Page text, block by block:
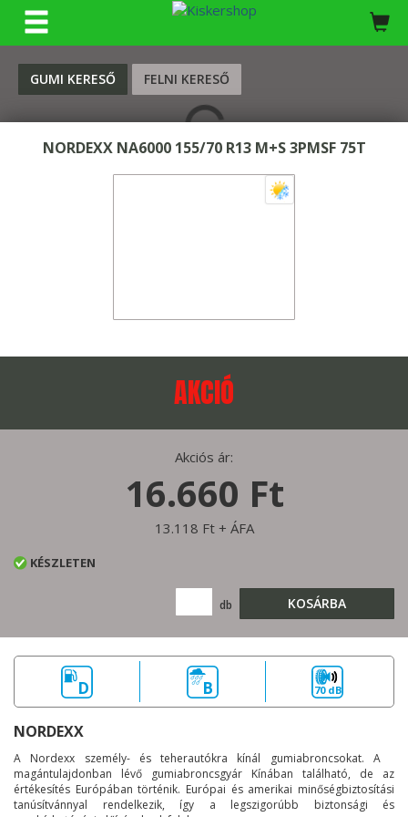
GUMI KERESŐ FELNI KERESŐ
NORDEXX NA6000 155/70 R13 M+S 3PMSF 75T
AKCIÓ
Akciós ár:
16.660 Ft
13.118 Ft + ÁFA
KÉSZLETEN
db KOSÁRBA
D B 70 dB
NORDEXX
A Nordexx személy- és teherautókra kínál gumiabroncsokat. A
magántulajdonban lévő gumiabroncsgyár Kínában található, de az
értékesítés Európában történik. Európai és amerikai minőségbiztosítási
tanúsítvánnyal rendelkezik, így a legszigorúbb biztonsági és